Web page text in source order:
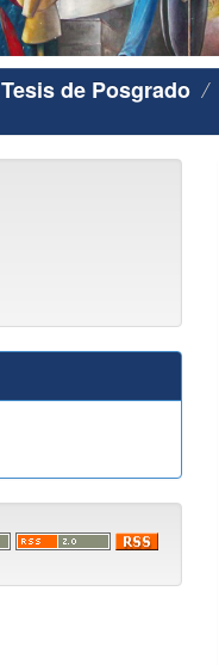
Tesis de Posgrado